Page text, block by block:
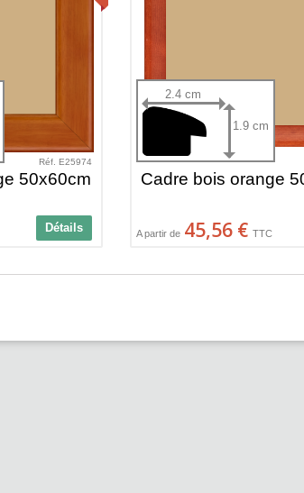
Réf. E25974
50x60cm
Détails
2.4 cm
1.9 cm
Cadre bois orange
A partir de 45,56 € TTC